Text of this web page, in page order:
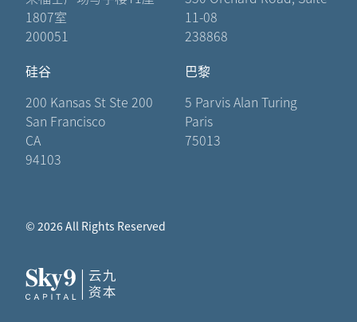
1807室
200051
11-08
238868
硅谷
200 Kansas St Ste 200
San Francisco
CA
94103
巴黎
5 Parvis Alan Turing
Paris
75013
© 2026 All Rights Reserved